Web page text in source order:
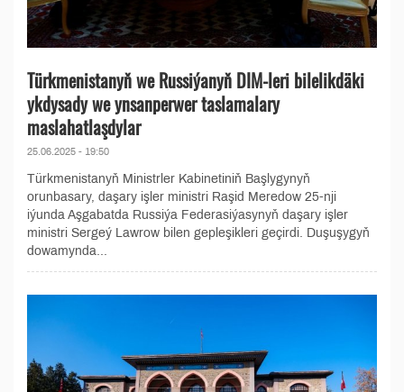
Türkmenistanyň we Russiýanyň DIM-leri bilelikdäki
ykdysady we ynsanperwer taslamalary
maslahatlaşdylar
25.06.2025 - 19:50
Türkmenistanyň Ministrler Kabinetiniň Başlygynyň
orunbasary, daşary işler ministri Raşid Meredow 25-nji
iýunda Aşgabatda Russiýa Federasiýasynyň daşary işler
ministri Sergeý Lawrow bilen gepleşikleri geçirdi. Duşuşygyň
dowamynda...